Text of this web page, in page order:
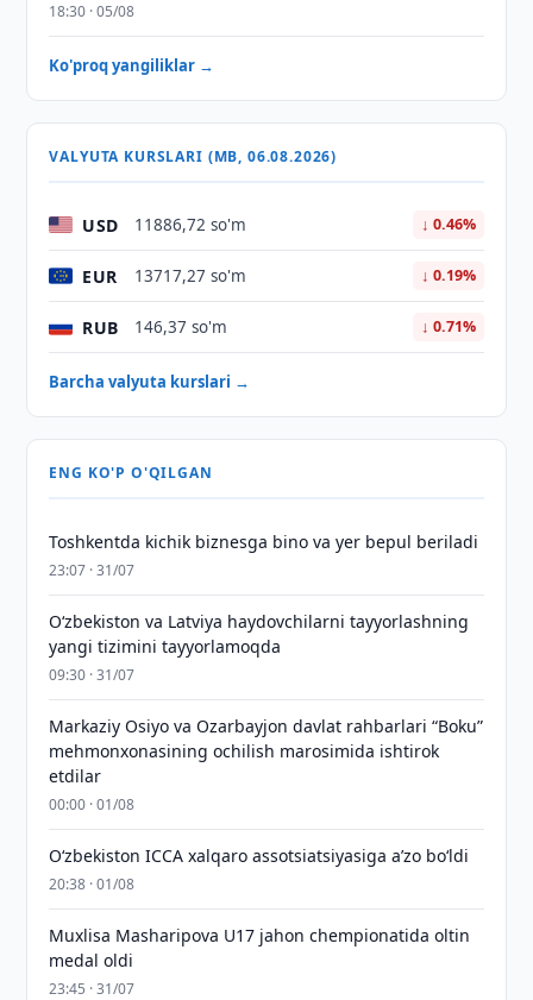
18:30 · 05/08
Ko'proq yangiliklar →
VALYUTA KURSLARI (MB, 06.08.2026)
USD 11886,72 so'm ↓ 0.46%
EUR 13717,27 so'm ↓ 0.19%
RUB 146,37 so'm ↓ 0.71%
Barcha valyuta kurslari →
ENG KO'P O'QILGAN
Toshkentda kichik biznesga bino va yer bepul beriladi
23:07 · 31/07
Oʻzbekiston va Latviya haydovchilarni tayyorlashning
yangi tizimini tayyorlamoqda
09:30 · 31/07
Markaziy Osiyo va Ozarbayjon davlat rahbarlari “Boku”
mehmonxonasining ochilish marosimida ishtirok
etdilar
00:00 · 01/08
O‘zbekiston ICCA xalqaro assotsiatsiyasiga aʼzo bo‘ldi
20:38 · 01/08
Muxlisa Masharipova U17 jahon chempionatida oltin
medal oldi
23:45 · 31/07